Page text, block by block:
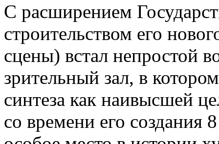
С расширением
строительством его
сцены) встал непростой
зрительный зал, в
синтеза как наивысшей
со времени его создания